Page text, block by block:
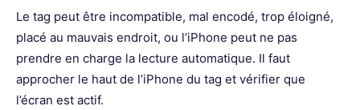
Le tag peut être incompatible, mal encodé, trop éloigné,
placé au mauvais endroit, ou l’iPhone peut ne pas
prendre en charge la lecture automatique. Il faut
approcher le haut de l’iPhone du tag et vérifier que
l’écran est actif.